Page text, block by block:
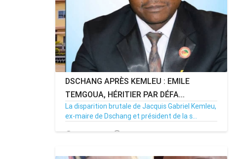
DSCHANG APRÈS KEMLEU : EMILE
TEMGOUA, HÉRITIER PAR DÉFA...
La disparition brutale de Jacquis Gabriel Kemleu,
ex-maire de Dschang et président de la s...
14/04/26 Par MenouActu 0